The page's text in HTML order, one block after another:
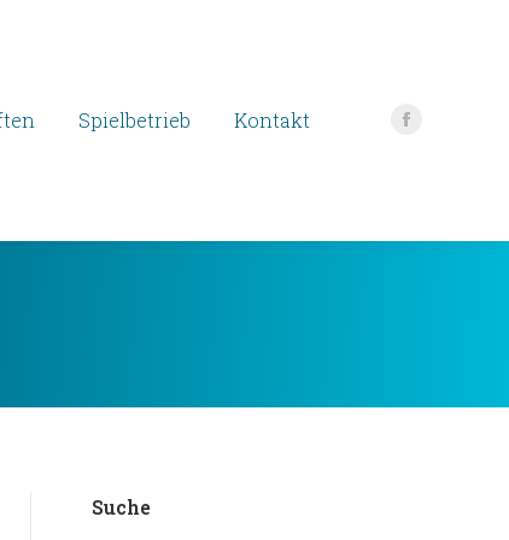
Spielbetrieb Kontakt
Facebook
Suche